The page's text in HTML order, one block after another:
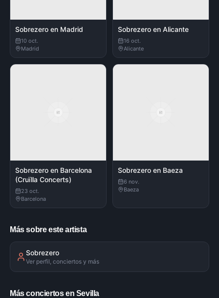
Sobrezero en Madrid
10 oct.
Madrid
Sobrezero en Alicante
16 oct.
Alicante
Sobrezero en Barcelona
(Cruïlla Concerts)
23 oct.
Barcelona
Sobrezero en Baeza
6 nov.
Baeza
Más sobre este artista
Sobrezero
Ver perfil, conciertos y más
Más conciertos en Sevilla